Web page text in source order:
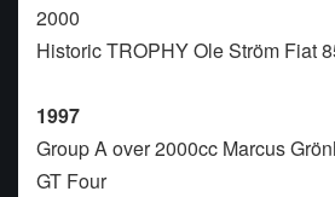
2000
Historic TROPHY Ole Ström Fiat
1997
Group A over 2000cc Marcus
GT Four